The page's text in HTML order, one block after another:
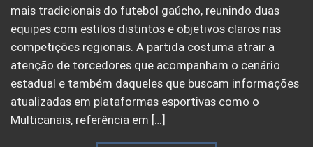
mais tradicionais do futebol gaúcho, reunindo duas
equipes com estilos distintos e objetivos claros nas
competições regionais. A partida costuma atrair a
atenção de torcedores que acompanham o cenário
estadual e também daqueles que buscam informações
atualizadas em plataformas esportivas como o
Multicanais, referência em […]